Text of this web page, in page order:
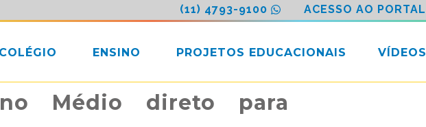
(11) 4793-9100 ACESSO AO PORTAL
ENSINO PROJETOS EDUCACIONAIS VÍDEOS
Médio direto para